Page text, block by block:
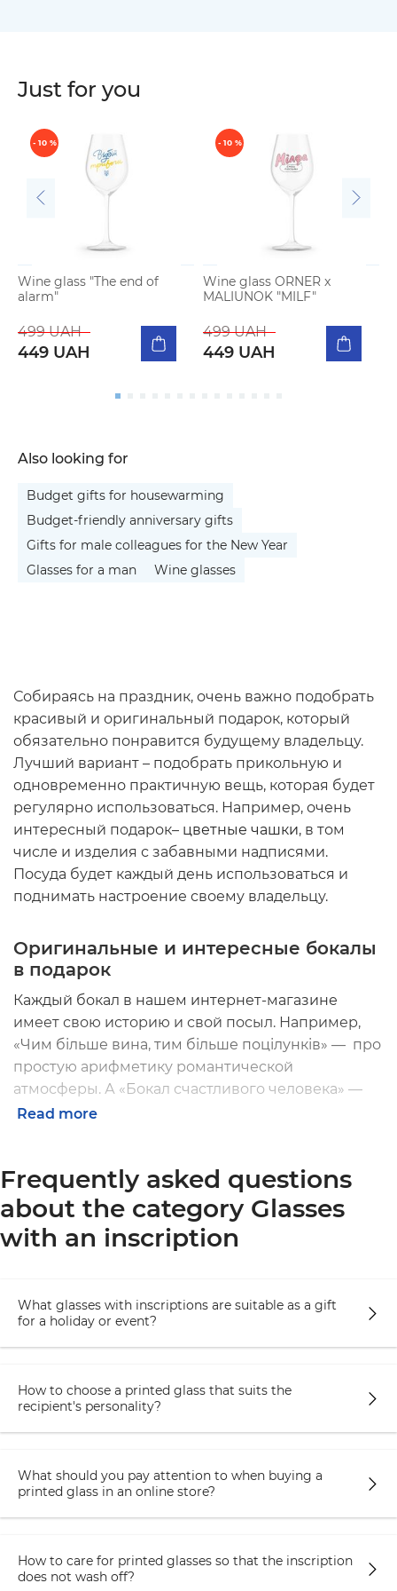
Just for you
- 10 %
Wine glass "The end of
alarm"
499 UAH
449 UAH
- 10 %
Wine glass ORNER x
MALIUNOK "MILF"
499 UAH
449 UAH
Also looking for
Budget gifts for housewarming
Budget-friendly anniversary gifts
Gifts for male colleagues for the New Year
Glasses for a man
Wine glasses
Собираясь на праздник, очень важно подобрать
красивый и оригинальный подарок, который
обязательно понравится будущему владельцу.
Лучший вариант – подобрать прикольную и
одновременно практичную вещь, которая будет
регулярно использоваться. Например, очень
интересный подарок– цветные чашки, в том
числе и изделия с забавными надписями.
Посуда будет каждый день использоваться и
поднимать настроение своему владельцу.
Оригинальные и интересные бокалы
в подарок
Каждый бокал в нашем интернет-магазине
имеет свою историю и свой посыл. Например,
«Чим більше вина, тим більше поцілунків» — про
простую арифметику романтической
атмосферы. А «Бокал счастливого человека» —
для важных случаев и радостных улыбок.
Бокалы станут прекрасным украшением любого
праздничного стола и поднимут настроение. Для
близкого человека, с которым дружеские
отношения, подбирайте оригинальные
разные праздники:дни рождения, юбилеи,
будет регулярно, напоминая о празднике и
дарителе, поднимая настроение практически
поэтому такой сувенир считается не просто
универсальным, а действительно полезным и
практичным. Широкий ассортимент бокалов для
товара по доступным ценам представлен в
Read more
Frequently asked questions
about the category Glasses
with an inscription
What glasses with inscriptions are suitable as a gift
for a holiday or event?
How to choose a printed glass that suits the
recipient's personality?
What should you pay attention to when buying a
printed glass in an online store?
How to care for printed glasses so that the inscription
does not wash off?